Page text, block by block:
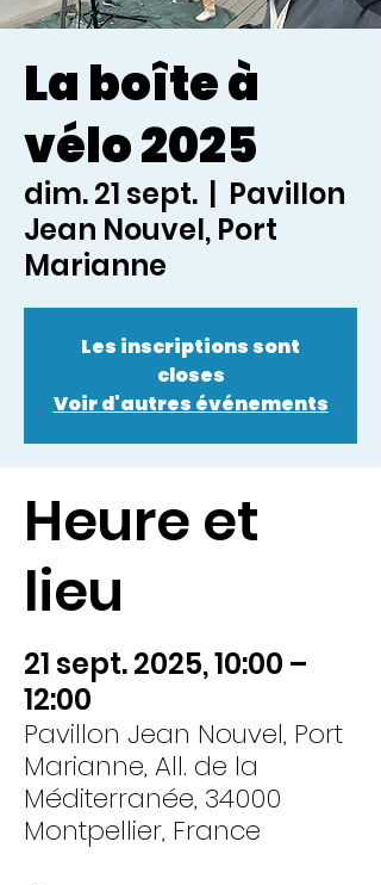
La boîte à
vélo 2025
dim. 21 sept.
  |
Pavillon
Jean Nouvel, Port
Marianne
Les inscriptions sont
closes
Voir d'autres événements
Heure et
lieu
21 sept. 2025, 10:00 –
12:00
Pavillon Jean Nouvel, Port
Marianne, All. de la
Méditerranée, 34000
Montpellier, France